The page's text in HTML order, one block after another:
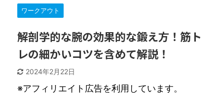
ワークアウト
解剖学的な腕の効果的な鍛え方！筋ト
レの細かいコツを含めて解説！
2024年2月22日
※アフィリエイト広告を利用しています。